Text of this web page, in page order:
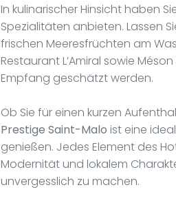
In kulinarischer Hinsicht haben
Spezialitäten anbieten. Lassen
frischen Meeresfrüchten am
Restaurant L’Amiral sowie
Empfang geschätzt werden.
Ob Sie für einen kurzen
Prestige Saint-Malo ist eine
genießen. Jedes Element des
Modernität und lokalem
unvergesslich zu machen.